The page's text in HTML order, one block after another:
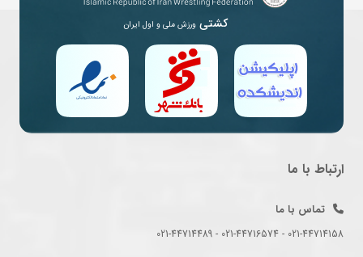
کشتی ورزش ملی و اول ایران
ارتباط با ما
تماس با ما
021-44714158 - 021-44716574 - 021-44714489